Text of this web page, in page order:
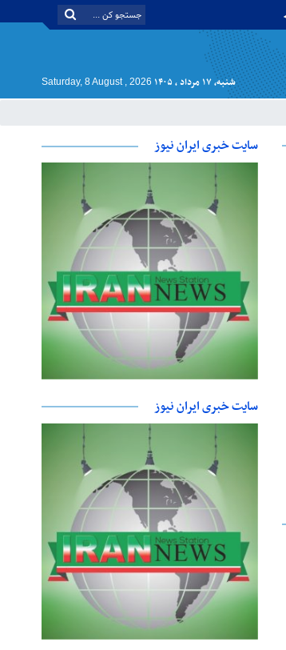
شنبه, ۱۷ مرداد , ۱۴۰۵ Saturday, 8 August , 2026
سایت خبری ایران نیوز
سایت خبری ایران نیوز